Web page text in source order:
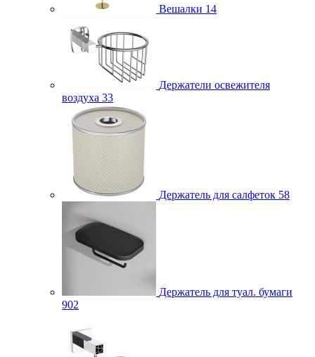
Вешалки 14
Держатели освежителя
воздуха 33
Держатель для салфеток 58
Держатель для туал. бумаги
902